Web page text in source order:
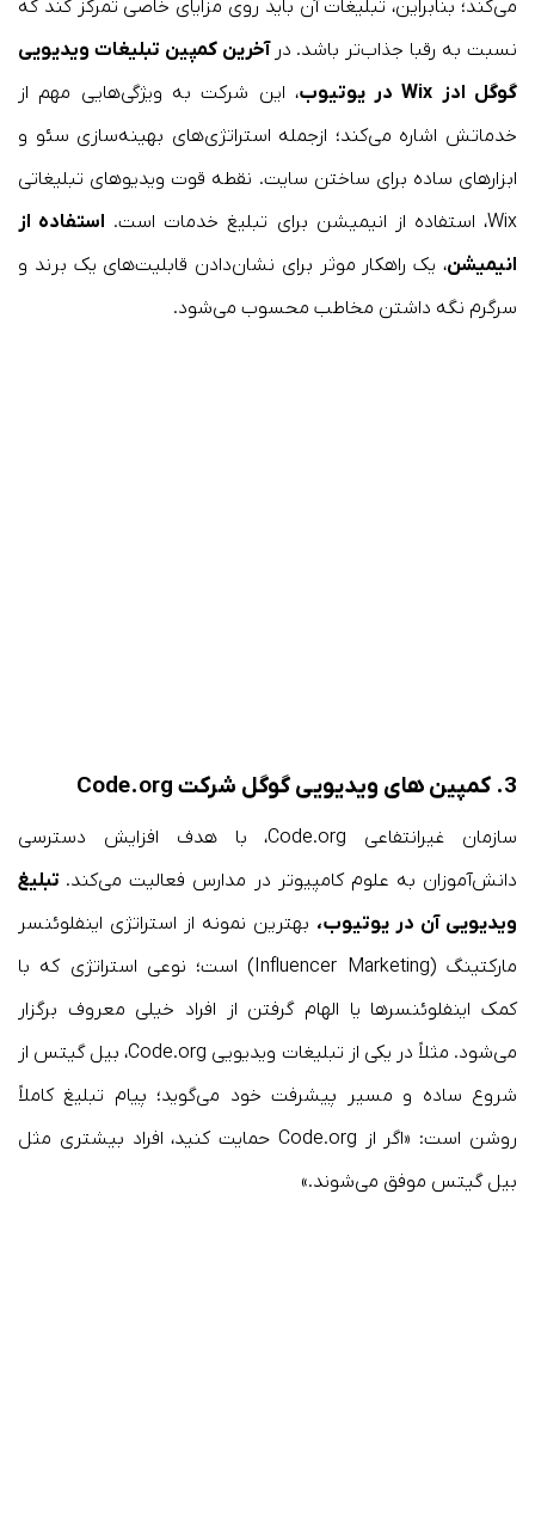
می‌کند؛ بنابراین، تبلیغات آن باید روی مزایای خاصی تمرکز کند که
نسبت به رقبا جذاب‌تر باشد. در آخرین کمپین تبلیغات ویدیویی
گوگل ادز Wix در یوتیوب
، این شرکت به ویژگی‌هایی مهم از
خدماتش اشاره می‌کند؛ ازجمله استراتژی‌های بهینه‌سازی سئو و
ابزارهای ساده برای ساختن سایت. نقطه قوت ویدیوهای تبلیغاتی
Wix، استفاده از انیمیشن برای تبلیغ خدمات است.
استفاده از
انیمیشن، یک راهکار موثر برای نشان‌دادن قابلیت‌های یک برند و
سرگرم نگه داشتن مخاطب محسوب می‌شود.
3. کمپین های ویدیویی گوگل شرکت Code.org
سازمان غیرانتفاعی Code.org، با هدف افزایش دسترسی
دانش‌آموزان به علوم کامپیوتر در مدارس فعالیت می‌کند. تبلیغ
ویدیویی آن در یوتیوب، بهترین نمونه از استراتژی اینفلوئنسر
مارکتینگ (Influencer Marketing) است؛ نوعی استراتژی که با
کمک اینفلوئنسرها یا الهام گرفتن از افراد خیلی معروف برگزار
می‌شود. مثلاً در یکی از تبلیغات ویدیویی Code.org، بیل گیتس از
شروع ساده و مسیر پیشرفت خود می‌گوید؛ پیام تبلیغ کاملاً
روشن است: «اگر از Code.org حمایت کنید، افراد بیشتری مثل
بیل گیتس موفق می‌شوند.»